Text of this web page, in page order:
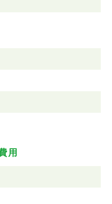
用